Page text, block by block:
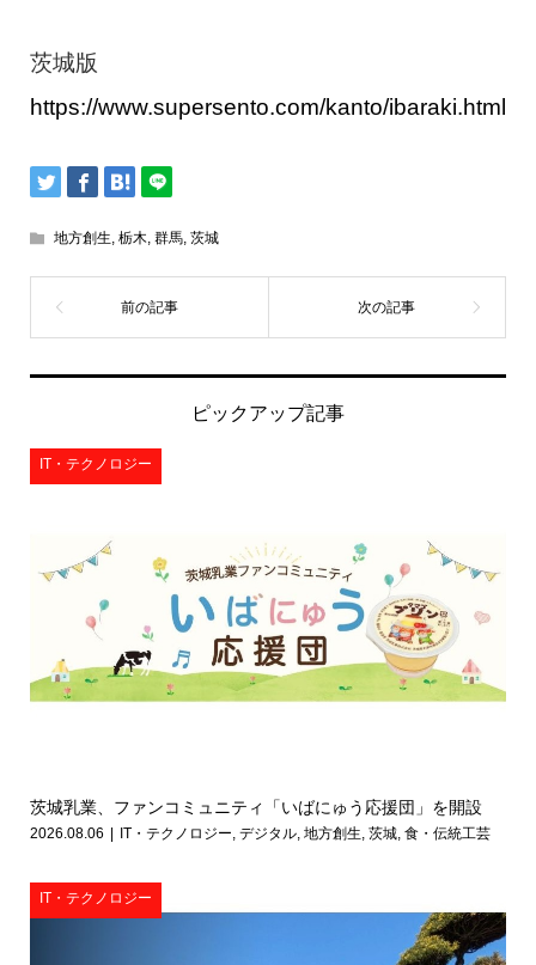
茨城版
https://www.supersento.com/kanto/ibaraki.html
地方創生 栃木 群馬, 茨城
ピックアップ記事
IT・テクノロジー
茨城乳業、ファンコミュニティ「いばにゅう応援団」を開設
2026.08.06 IT・テクノロジー, デジタル, 地方創生, 茨城, 食・伝統工芸
IT・テクノロジー